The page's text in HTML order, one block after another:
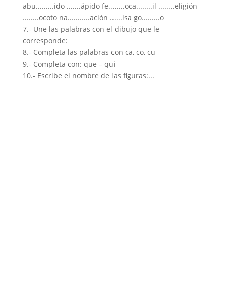
abu.........ido .......ápido fe........oca........il ........eligión
........ocoto na...........ación ......isa go.........o
7.- Une las palabras con el dibujo que le
corresponde:
8.- Completa las palabras con ca, co, cu
9.- Completa con: que – qui
10.- Escribe el nombre de las figuras:...